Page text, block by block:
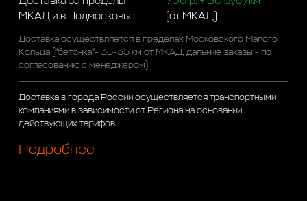
МКАД и в Подмосковье
(от МКАД)
Доставка осуществляется в пределах Московского Малого
Кольца ("бетонка"- 30-35 км от МКАД, дальние заказы - по
согласованию с менеджером)
Доставка в города России осуществляется транспортными
компаниями в зависимости от Региона на основании
действующих тарифов.
Подробнее